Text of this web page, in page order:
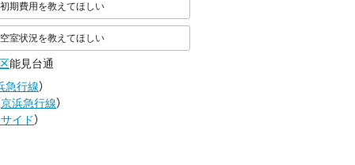
初期費用を教えてほしい
空室状況を教えてほしい
能見台通
急行線）
京浜急行線）
イド）